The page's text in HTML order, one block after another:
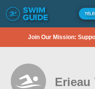
Join Our Mission:
Erieau